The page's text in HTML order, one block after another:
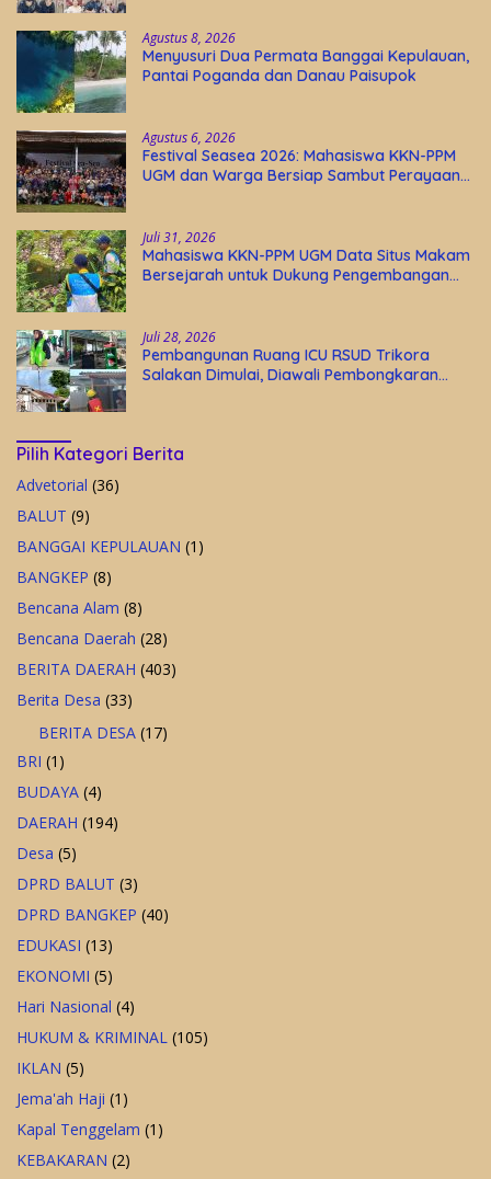
Agustus 8, 2026
Menyusuri Dua Permata Banggai Kepulauan,
Pantai Poganda dan Danau Paisupok
Agustus 6, 2026
Festival Seasea 2026: Mahasiswa KKN-PPM
UGM dan Warga Bersiap Sambut Perayaan
Juli 31, 2026
Mahasiswa KKN-PPM UGM Data Situs Makam
Bersejarah untuk Dukung Pengembangan
Juli 28, 2026
Pembangunan Ruang ICU RSUD Trikora
Salakan Dimulai, Diawali Pembongkaran
Pilih Kategori Berita
Advetorial (36)
BALUT (9)
BANGGAI KEPULAUAN (1)
BANGKEP (8)
Bencana Alam (8)
Bencana Daerah (28)
BERITA DAERAH (403)
Berita Desa (33)
BERITA DESA (17)
BRI (1)
BUDAYA (4)
DAERAH (194)
Desa (5)
DPRD BALUT (3)
DPRD BANGKEP (40)
EDUKASI (13)
EKONOMI (5)
Hari Nasional (4)
HUKUM & KRIMINAL (105)
IKLAN (5)
Jema'ah Haji (1)
Kapal Tenggelam (1)
KEBAKARAN (2)